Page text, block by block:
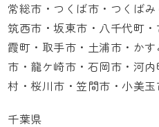
常総市・つくば市・つくば
筑西市・坂東市・八千代町
霞町・取手市・土浦市・か
市・龍ケ崎市・石岡市・河
村・桜川市・笠間市・小美
千葉県